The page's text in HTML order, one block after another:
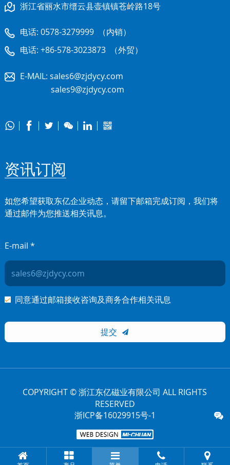
浙江省丽水市缙云县壶镇镇苍岭路18号
电话: 0578-3279999（内销）
电话: +86-578-3023873（外贸）
E-MAIL: sales6@zjdycy.com
sales9@zjdycy.com
     
资讯订阅
如您希望获取东亿企业动态，请留下邮箱完成订阅，我们将
通过邮件为您推送相关讯息。
E-mail *
同意通过邮箱接收咨询及商务合作相关讯息
提交 
COPYRIGHT © 浙江东亿磁业有限公司 ALL RIGHTS
RESERVED
浙ICP备16029915号-1